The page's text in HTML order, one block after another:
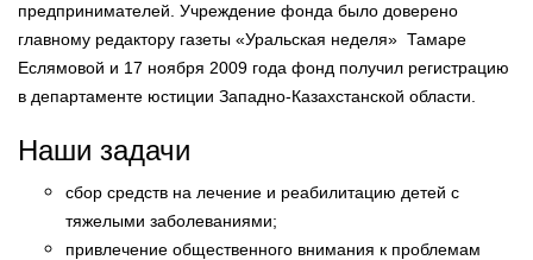
предпринимателей. Учреждение фонда было доверено
главному редактору газеты «Уральская неделя» Тамаре
Еслямовой и 17 ноября 2009 года фонд получил регистрацию
в департаменте юстиции Западно-Казахстанской области.
Наши задачи
сбор средств на лечение и реабилитацию детей с
тяжелыми заболеваниями;
привлечение общественного внимания к проблемам